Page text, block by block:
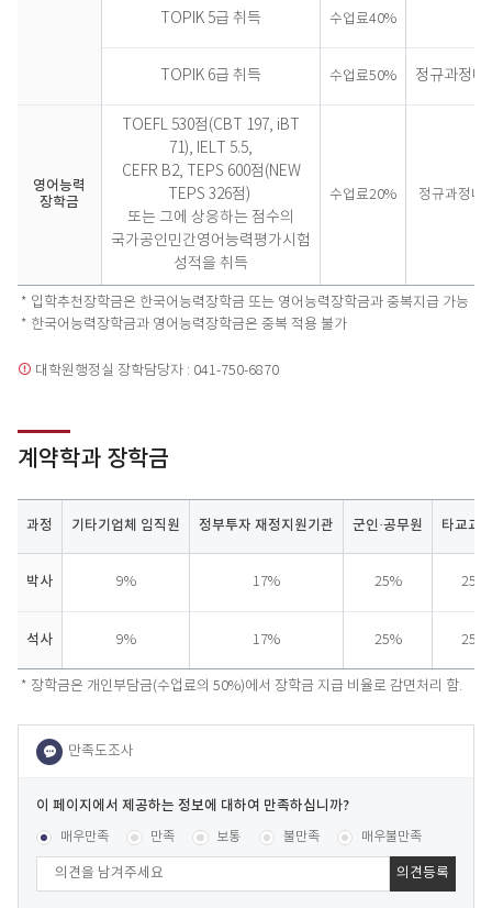
TOPIK 5급 취득 수업료40%
TOPIK 6급 취득 수업료50% 정규과정내
영어능력
장학금
TOEFL 530점(CBT 197, iBT
71), IELT 5.5,
CEFR B2, TEPS 600점(NEW
TEPS 326점)
또는 그에 상응하는 점수의
국가공인민간영어능력평가시험
성적을 취득
수업료20% 정규과정내
* 입학추천장학금은 한국어능력장학금 또는 영어능력장학금과 중복지급 가능
* 한국어능력장학금과 영어능력장학금은 중복 적용 불가
대학원행정실 장학담당자 : 041-750-6870
계약학과 장학금
약
학
금
과정 기타기업체 임직원 정부투자 재정지원기관 군인·공무원 타교교
박사 9% 17% 25% 25%
석사 9% 17% 25% 25%
* 장학금은 개인부담금(수업료의 50%)에서 장학금 지급 비율로 감면처리 함.
이
페
이
에
콘텐츠 만족도 조사 [평균 .07 점 / 153 명 참여]
매우만족 만족 보통 불만족 매우불만족